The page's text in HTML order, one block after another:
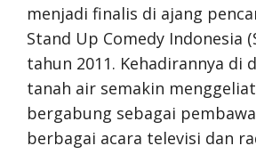
menjadi finalis di ajang
Stand Up Comedy Indonesia
tahun 2011. Kehadirannya di
tanah air semakin
bergabung sebagai
berbagai acara televisi dan